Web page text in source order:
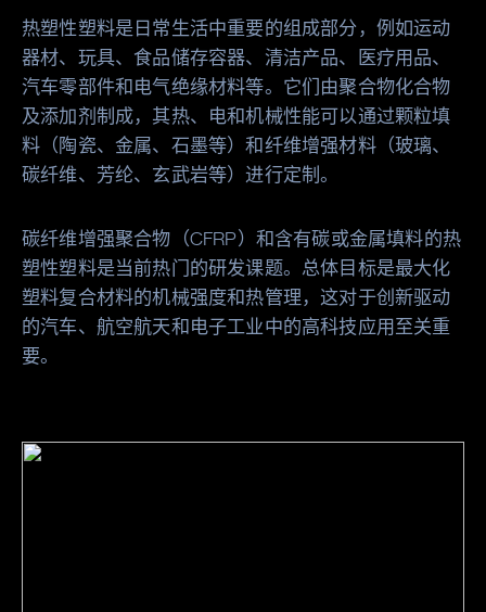
热塑性塑料是日常生活中重要的组成部分，例如运动
器材、玩具、食品储存容器、清洁产品、医疗用品、
汽车零部件和电气绝缘材料等。它们由聚合物化合物
及添加剂制成，其热、电和机械性能可以通过颗粒填
料（陶瓷、金属、石墨等）和纤维增强材料（玻璃、
碳纤维、芳纶、玄武岩等）进行定制。
碳纤维增强聚合物（CFRP）和含有碳或金属填料的热
塑性塑料是当前热门的研发课题。总体目标是最大化
塑料复合材料的机械强度和热管理，这对于创新驱动
的汽车、航空航天和电子工业中的高科技应用至关重
要。